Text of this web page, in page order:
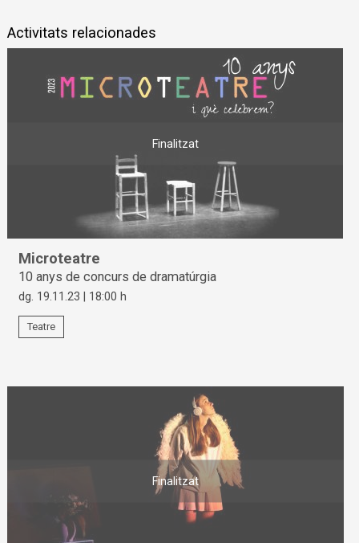
Activitats relacionades
Finalitzat
Microteatre
10 anys de concurs de dramatúrgia
dg. 19.11.23 18:00 h
Teatre
Finalitzat